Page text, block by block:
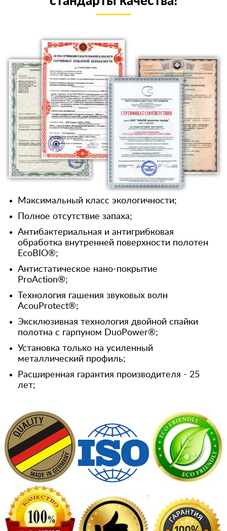
Максимальный класс экологичности;
Полное отсутствие запаха;
Антибактериальная и антигрибковая
обработка внутренней поверхности полотен
EcoBIO®;
Антистатическое нано-покрытие
ProAction®;
Технология гашения звуковых волн
AcouProtect®;
Эксклюзивная технология двойной спайки
полотна с гарпуном DuoPower®;
Установка только на усиленный
металлический профиль;
Расширенная гарантия производителя - 25
лет;